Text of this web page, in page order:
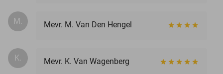
M. Mevr. M. Van Den Hengel
K. Mevr. K. Van Wagenberg